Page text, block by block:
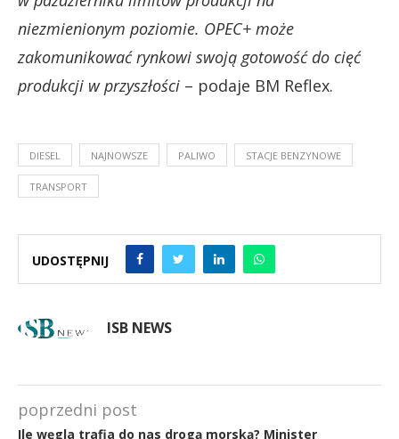
niezmienionym poziomie. OPEC+ może
zakomunikować rynkowi swoją gotowość do cięć
produkcji w przyszłości – podaje BM Reflex.
DIESEL NAJNOWSZE PALIWO STACJE BENZYNOWE
TRANSPORT
UDOSTĘPNIJ
ISB NEWS
poprzedni post
Ile węgla trafia do nas drogą morską? Minister